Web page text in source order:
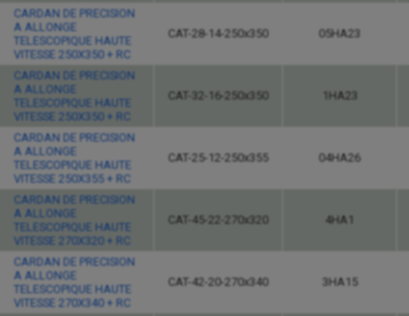
CARDAN DE PRECISION
A ALLONGE
TELESCOPIQUE HAUTE
VITESSE 250X350 + RC
CAT-28-14-250x350 05HA23
CARDAN DE PRECISION
A ALLONGE
TELESCOPIQUE HAUTE
VITESSE 250X350 + RC
CAT-32-16-250x350 1HA23
CARDAN DE PRECISION
A ALLONGE
TELESCOPIQUE HAUTE
VITESSE 250X355 + RC
CAT-25-12-250x355 04HA26
CARDAN DE PRECISION
A ALLONGE
TELESCOPIQUE HAUTE
VITESSE 270X320 + RC
CAT-45-22-270x320 4HA1
CARDAN DE PRECISION
A ALLONGE
TELESCOPIQUE HAUTE
VITESSE 270X340 + RC
CAT-42-20-270x340 3HA15